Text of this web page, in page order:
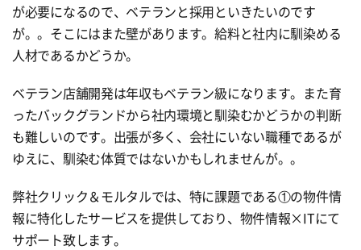
が必要になるので、ベテランと採用といきたいのです
が。。そこにはまた壁があります。給料と社内に馴染める
人材であるかどうか。
ベテラン店舗開発は年収もベテラン級になります。また育
ったバックグランドから社内環境と馴染むかどうかの判断
も難しいのです。出張が多く、会社にいない職種であるが
ゆえに、馴染む体質ではないかもしれませんが。。
弊社クリック＆モルタルでは、特に課題である①の物件情
報に特化したサービスを提供しており、物件情報×ITにて
サポート致します。